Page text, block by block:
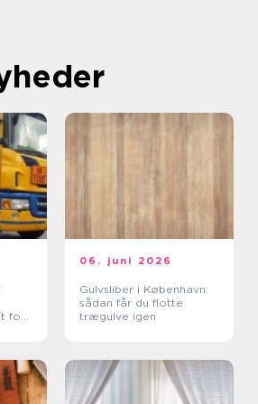
for
06. juni 2026
Gulvsliber i København:
sådan får du flotte
trægulve igen